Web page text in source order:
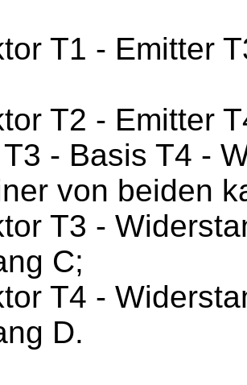
T1 - Emitter
T2 - Emitter
- Basis T4 -
von beiden
T3 -
C;
T4 -
D.